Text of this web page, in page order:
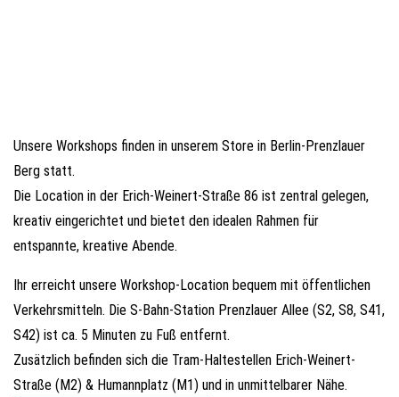
Unsere Workshops finden in unserem Store in Berlin-Prenzlauer
Berg statt.
Die Location in der Erich-Weinert-Straße 86 ist zentral gelegen,
kreativ eingerichtet und bietet den idealen Rahmen für
entspannte, kreative Abende.
Ihr erreicht unsere Workshop-Location bequem mit öffentlichen
Verkehrsmitteln. Die S-Bahn-Station Prenzlauer Allee (S2, S8, S41,
S42) ist ca. 5 Minuten zu Fuß entfernt.
Zusätzlich befinden sich die Tram-Haltestellen Erich-Weinert-
Straße (M2) & Humannplatz (M1) und in unmittelbarer Nähe.